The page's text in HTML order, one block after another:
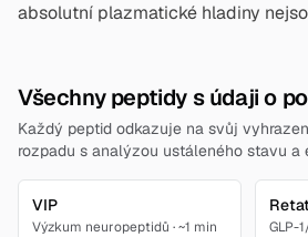
absolutní plazmatické hladiny
Všechny peptidy s údaji o
Každý peptid odkazuje na svůj
rozpadu s analýzou ustáleného stavu a
VIP
Výzkum neuropeptidů ·~1 min GLP-